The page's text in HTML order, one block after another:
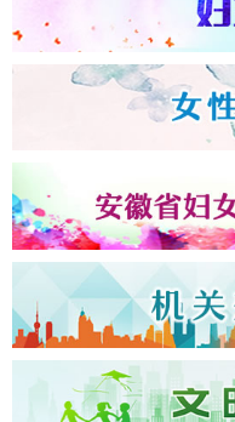
全国三八红旗手王会知…
全国三八红旗手李丹…